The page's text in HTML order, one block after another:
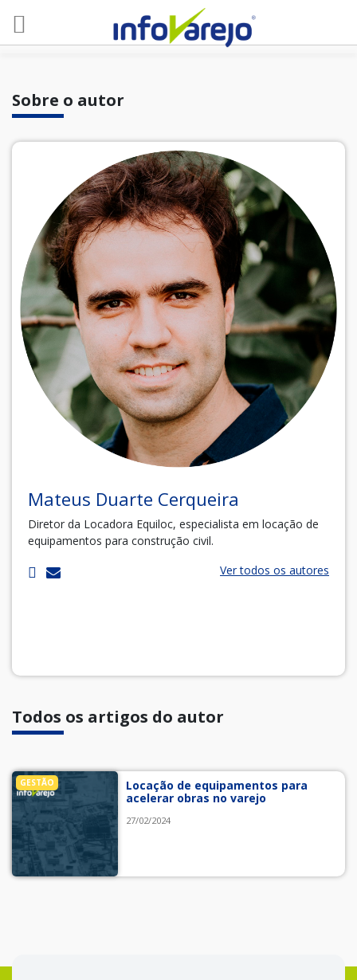
Sobre o autor
Mateus Duarte Cerqueira
Diretor da Locadora Equiloc, especialista em locação de
equipamentos para construção civil.
Ver todos os autores
Todos os artigos do autor
GESTÃO
Locação de equipamentos para
acelerar obras no varejo
27/02/2024